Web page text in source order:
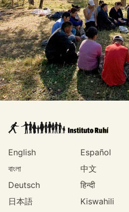
English Español
বাংলা
中文
Deutsch
हिन्दी
日本語
Kiswahili